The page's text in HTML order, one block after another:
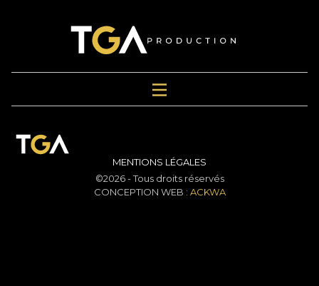
MENTIONS LÉGALES
©2026 - Tous droits réservés
CONCEPTION WEB : ACKWA